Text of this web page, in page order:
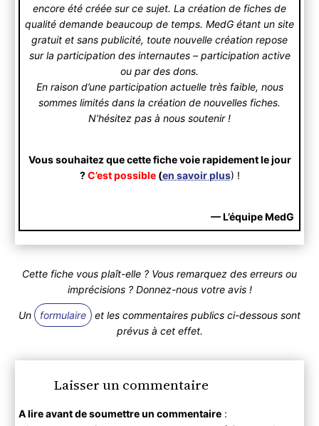
encore été créée sur ce sujet. La création de fiches de
qualité demande beaucoup de temps. MedG étant un site
gratuit et sans publicité, toute nouvelle création repose
sur la participation des internautes – participation active
ou par des dons.
En raison d’une participation actuelle très faible, nous
sommes limités dans la création de nouvelles fiches.
N’hésitez pas à nous soutenir !
Vous souhaitez que cette fiche voie rapidement le jour
?C’est possible(en savoir plus) !
— L’équipe MedG
Cette fiche vous plaît-elle ? Vous remarquez des erreurs ou
imprécisions ? Donnez-nous votre avis !
Un formulaire
et les commentaires publics ci-dessous sont
prévus à cet effet.
Laisser un commentaire
A lire avant de soumettre un commentaire: